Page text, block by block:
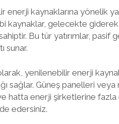
kaynaklarına yönelik
kaynaklar, gelecekte
Bu tür yatırımlar, pasif
sunar.
yenilenebilir enerji
sağlar. Güneş panelleri
hatta enerji şirketlerine fazla
edersiniz.